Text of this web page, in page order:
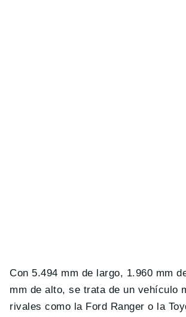
Con 5.494 mm de largo, 1.960 mm
mm de alto, se trata de un vehículo
rivales como la Ford Ranger o la